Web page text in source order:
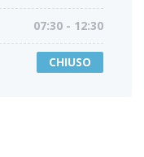
07:30 - 12:30
CHIUSO